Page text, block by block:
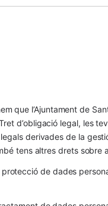
que l’Ajuntament de
d’obligació legal, les
derivades de la
tens altres drets sobre
de dades